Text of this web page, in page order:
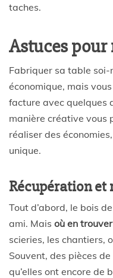
taches.
Astuces pour
Fabriquer sa table soi-
économique, mais
facture avec quelques
manière créative vous
réaliser des
unique.
Récupération et
Tout d’abord, le bois
ami. Mais où en trouver
scieries, les chantiers,
Souvent, des pièces
qu’elles ont encore de